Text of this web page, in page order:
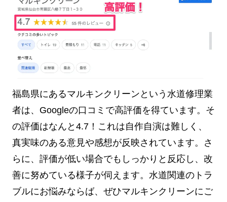
福島県にあるマルキンクリーンという水道修理業
者は、Googleの口コミで高評価を得ています。そ
の評価はなんと4.7！これは自作自演は難しく、
真実味のある意見や感想が反映されています。さ
らに、評価が低い場合でもしっかりと反応し、改
善に努めている様子が伺えます。水道関連のトラ
ブルにお悩みならば、ぜひマルキンクリーンにご